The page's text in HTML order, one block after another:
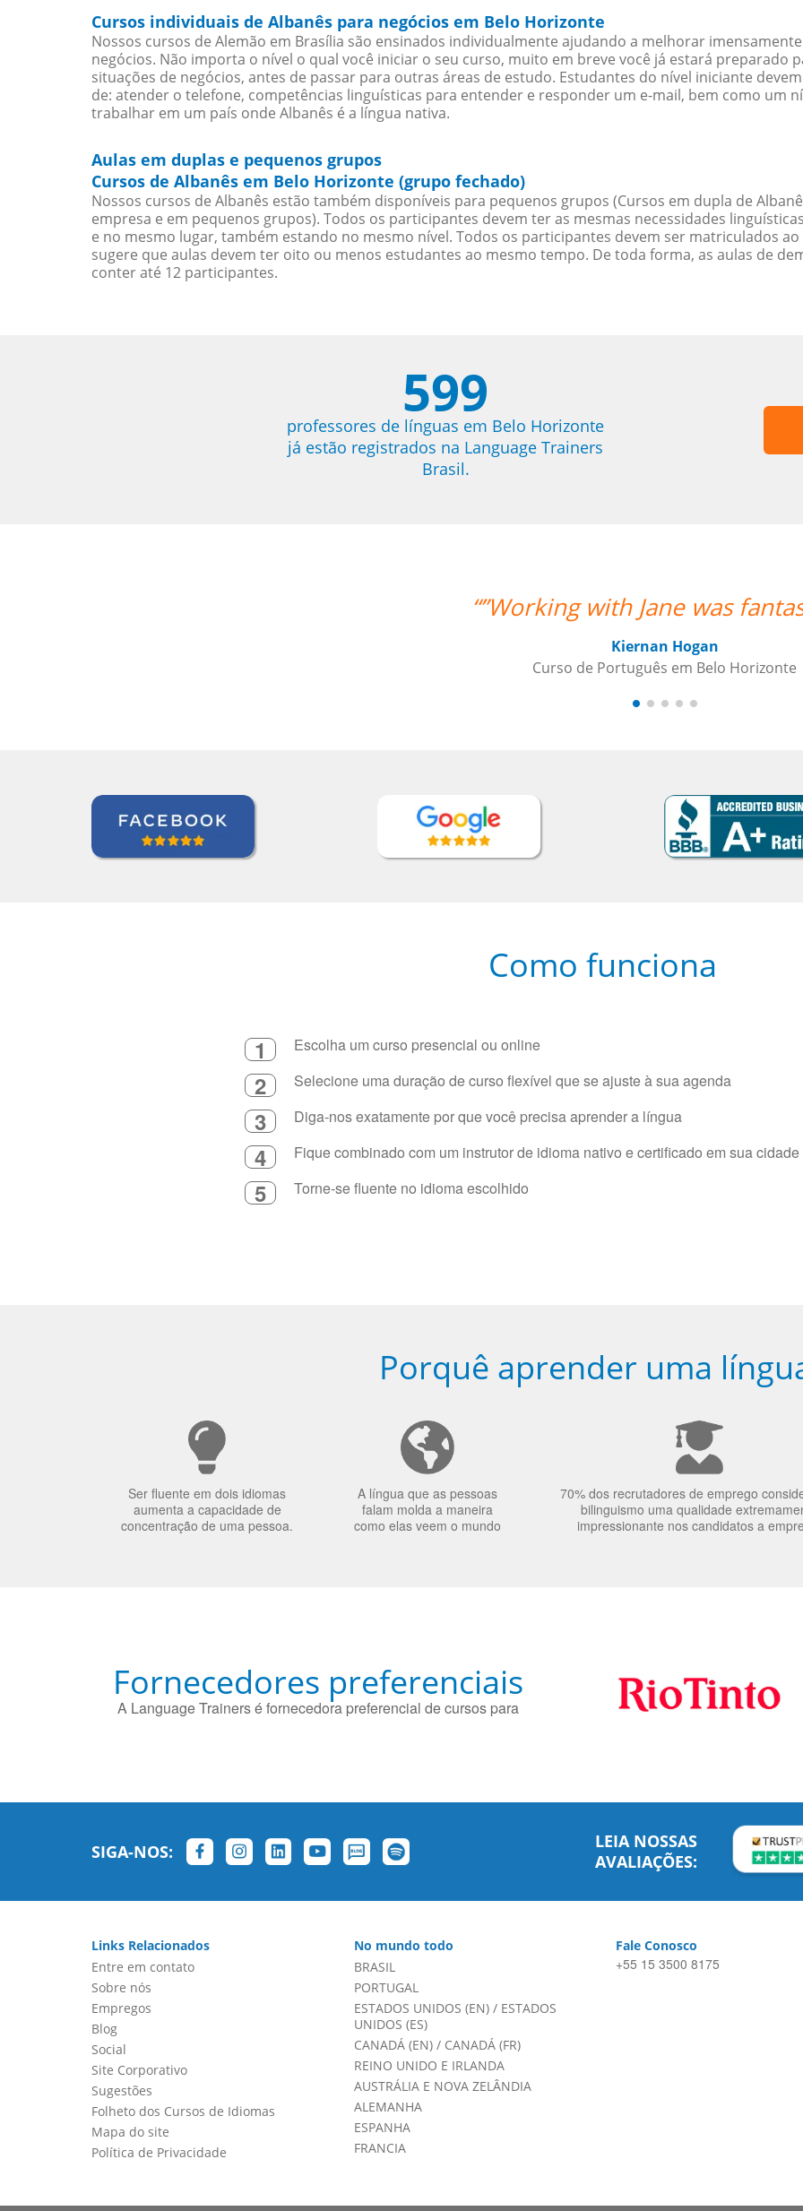
Cursos individuais de Albanês para negócios em Belo Horizonte
Nossos cursos de Alemão em Brasília são ensinados individualmente ajudando a melhorar
negócios. Não importa o nível o qual você iniciar o seu curso, muito em breve você já estará preparado
situações de negócios, antes de passar para outras áreas de estudo. Estudantes do nível iniciante
de: atender o telefone, competências linguísticas para entender e responder um e-mail, bem como um
trabalhar em um país onde Albanês é a língua nativa.
Aulas em duplas e pequenos grupos
Cursos de Albanês em Belo Horizonte (grupo fechado)
Nossos cursos de Albanês estão também disponíveis para pequenos grupos (Cursos em dupla de
empresa e em pequenos grupos). Todos os participantes devem ter as mesmas necessidades
e no mesmo lugar, também estando no mesmo nível. Todos os participantes devem ser matriculados
sugere que aulas devem ter oito ou menos estudantes ao mesmo tempo. De toda forma, as aulas de
conter até 12 participantes.
599
professores de línguas em Belo Horizonte
já estão registrados na Language Trainers
Brasil.
Como funciona
1 Escolha um curso presencial ou online
2 Selecione uma duração de curso flexível que se ajuste à sua agenda
3 Diga-nos exatamente por que você precisa aprender a língua
4 Fique combinado com um instrutor de idioma nativo e certificado em sua
5 Torne-se fluente no idioma escolhido
Porquê aprender uma
Ser fluente em dois idiomas
aumenta a capacidade de
concentração de uma pessoa.
A língua que as pessoas
falam molda a maneira
como elas veem o mundo
70% dos recrutadores de emprego
bilinguismo uma qualidade
impressionante nos candidatos a
Fornecedores preferenciais
A Language Trainers é fornecedora preferencial de cursos para
SIGA-NOS:
LEIA NOSSAS
AVALIAÇÕES:
Links Relacionados
Entre em contato
Sobre nós
Empregos
Blog
Social
Site Corporativo
Sugestões
Folheto dos Cursos de Idiomas
Mapa do site
Política de Privacidade
No mundo todo
BRASIL
PORTUGAL
ESTADOS UNIDOS (EN)/ ESTADOS
UNIDOS (ES)
CANADÁ (EN)/ CANADÁ (FR)
REINO UNIDO E IRLANDA
AUSTRÁLIA E NOVA ZELÂNDIA
ALEMANHA
ESPANHA
FRANCIA
Fale Conosco
+55 15 3500 8175